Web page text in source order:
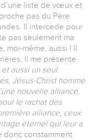
d’une liste de vœux et
pas du Père
Il intercède pour
pas seulement ma
moi-même, aussi ! Il
Il me présente
et aussi un seul
Jésus-Christ homme
nouvelle alliance,
le rachat des
alliance, ceux
éternel qui leur a
donc constamment